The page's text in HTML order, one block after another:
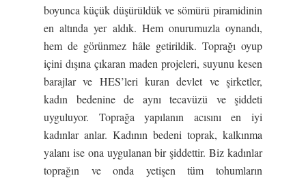
boyunca küçük düşürüldük ve sömürü piramidinin
en altında yer aldık. Hem onurumuzla oynandı,
hem de görünmez hâle getirildik. Toprağı oyup
içini dışına çıkaran maden projeleri, suyunu kesen
barajlar ve HES’leri kuran devlet ve şirketler,
kadın bedenine de aynı tecavüzü ve şiddeti
uyguluyor. Toprağa yapılanın acısını en iyi
kadınlar anlar. Kadının bedeni toprak, kalkınma
yalanı ise ona uygulanan bir şiddettir. Biz kadınlar
toprağın ve onda yetişen tüm tohumların